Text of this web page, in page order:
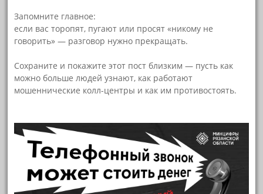
Запомните главное:
если вас торопят, пугают или просят «никому не
говорить» — разговор нужно прекращать.
Сохраните и покажите этот пост близким — пусть как
можно больше людей узнают, как работают
мошеннические колл-центры и как им противостоять.